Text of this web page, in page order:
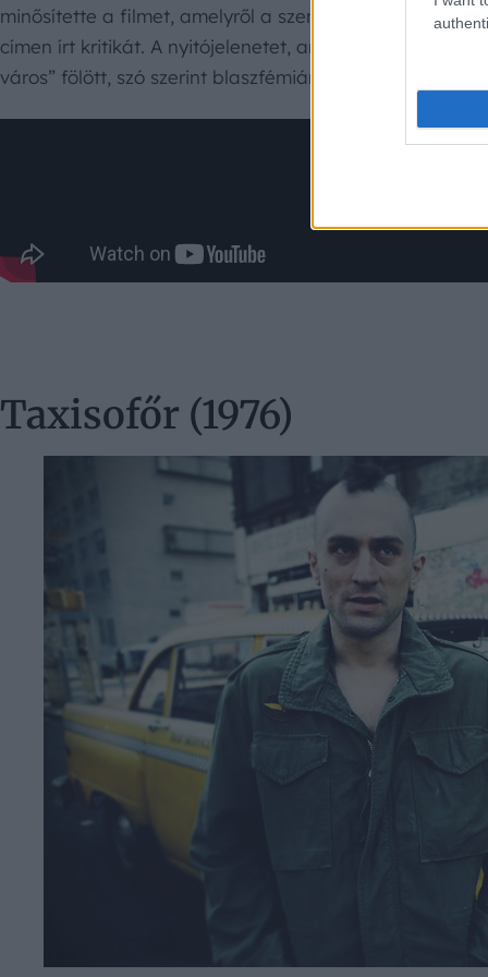
minősítette a filmet, amelyről a szentszék újságja, a
címen írt kritikát. A nyitójelenetet, amelyben Krisztus
város” fölött, szó szerint blaszfémiának minősítették a
Taxisofőr (1976)